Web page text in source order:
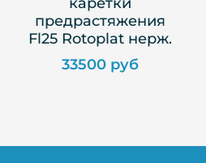
предрастяжения
Fl25 Rotoplat нерж.
33500 руб